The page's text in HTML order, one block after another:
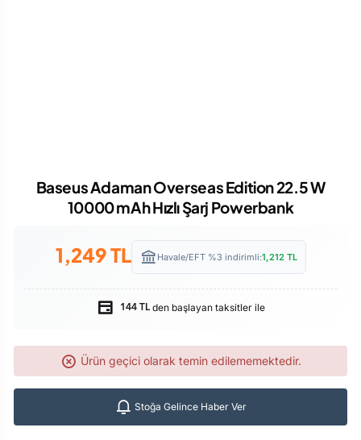
Baseus Adaman Overseas Edition 22.5 W
10000 mAh Hızlı Şarj Powerbank
1,249TL Havale/EFT %3 indirimli:1,212 TL
144 TLden başlayan taksitler ile
Ürün geçici olarak temin edilememektedir.
Stoğa Gelince Haber Ver